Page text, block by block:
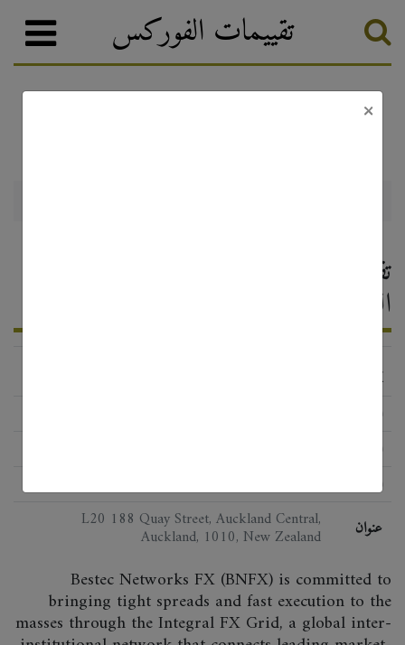
تقييمات الفوركس
التعليقات 2026
البرمجيات
L20 188 Quay Street, Auckland Central,
Auckland, 1010, New Zealand عنوان
Bestec Networks FX (BNFX) is committed to
bringing tight spreads and fast execution to the
masses through the Integral FX Grid, a global inter-
×